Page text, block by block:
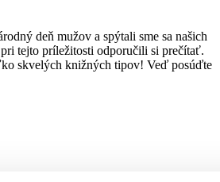
deň mužov a spýtali sme sa našich
tejto príležitosti odporučili si prečítať.
skvelých knižných tipov! Veď posúďte